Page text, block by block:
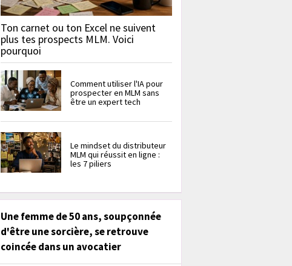
Ton carnet ou ton Excel ne suivent
plus tes prospects MLM. Voici
pourquoi
Comment utiliser l'IA pour
prospecter en MLM sans
être un expert tech
Le mindset du distributeur
MLM qui réussit en ligne :
les 7 piliers
Une femme de 50 ans, soupçonnée
d'être une sorcière, se retrouve
coincée dans un avocatier